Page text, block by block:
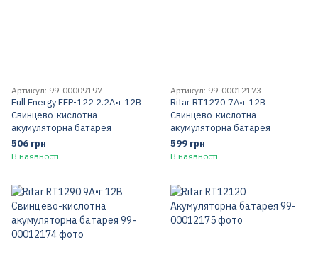
Артикул: 99-00009197
Full Energy FEP-122 2.2А•г 12В
Свинцево-кислотна
акумуляторна батарея
506 грн
В наявності
Артикул: 99-00012173
Ritar RT1270 7А•г 12В
Свинцево-кислотна
акумуляторна батарея
599 грн
В наявності